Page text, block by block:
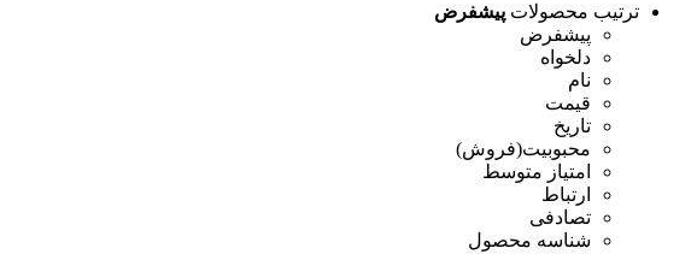
ترتیب محصولات پیشفرض
پیشفرض
دلخواه
نام
قیمت
تاریخ
محبوبیت(فروش)
امتیاز متوسط
ارتباط
تصادفی
شناسه محصول